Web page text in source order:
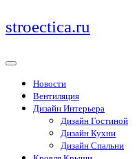
Перейти
к
stroectica.ru
Новости
Вентиляция
Дизайн Интерьера
Дизайн Гостиной
Дизайн Кухни
Дизайн Спальни